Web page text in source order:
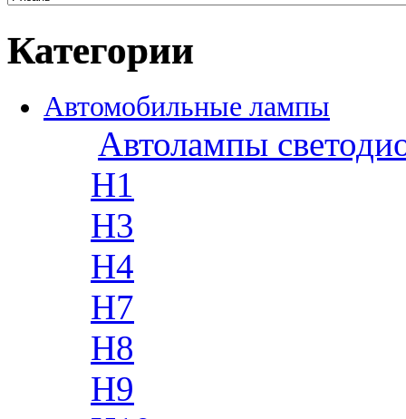
Категории
Автомобильные лампы
Автолампы
H1
H3
H4
H7
H8
H9